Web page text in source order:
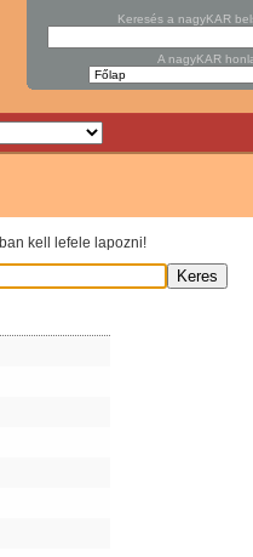
Keresés a nagyKAR
A nagyKAR
kell lefele lapozni!